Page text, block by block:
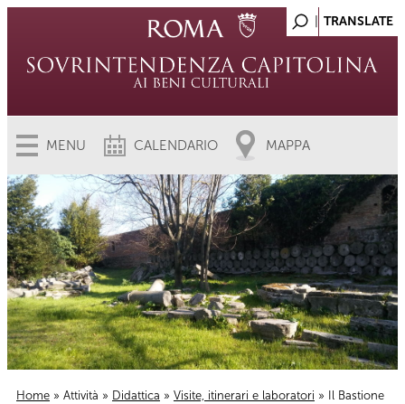
MENU CALENDARIO MAPPA
Home » Attività » Didattica » Visite, itinerari e laboratori » Il Bastione